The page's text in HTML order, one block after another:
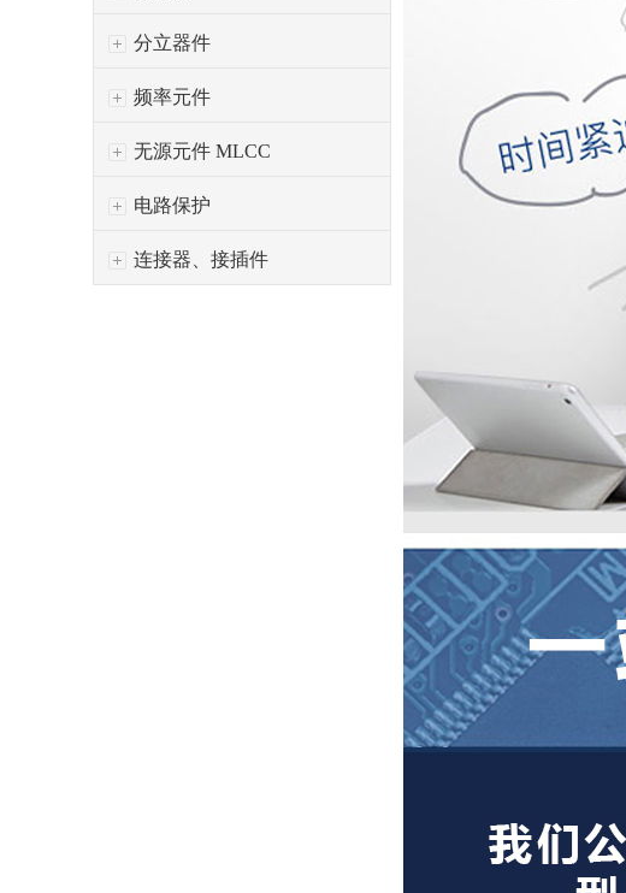
分立器件
频率元件
无源元件 MLCC
电路保护
连接器、接插件